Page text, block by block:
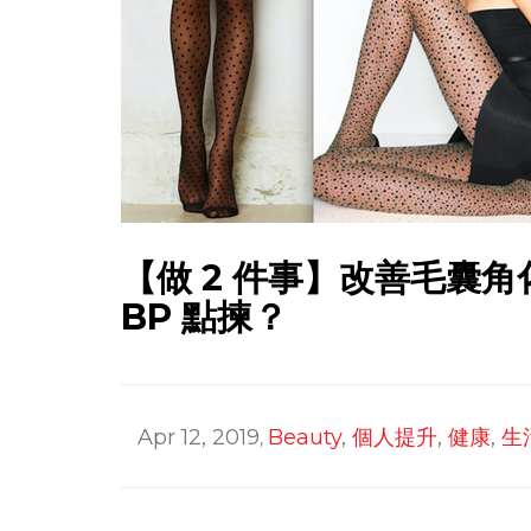
【做 2 件事】改善毛囊
BP 點揀？
Apr 12, 2019, Beauty, 個人提升, 健康, 生